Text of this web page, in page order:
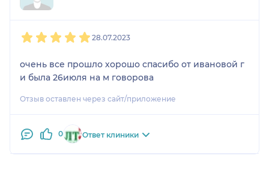
28.07.2023
очень все прошло хорошо спасибо от ивановой г
и была 26июля на м говорова
Отзыв оставлен через сайт/приложение
0 Ответ клиники